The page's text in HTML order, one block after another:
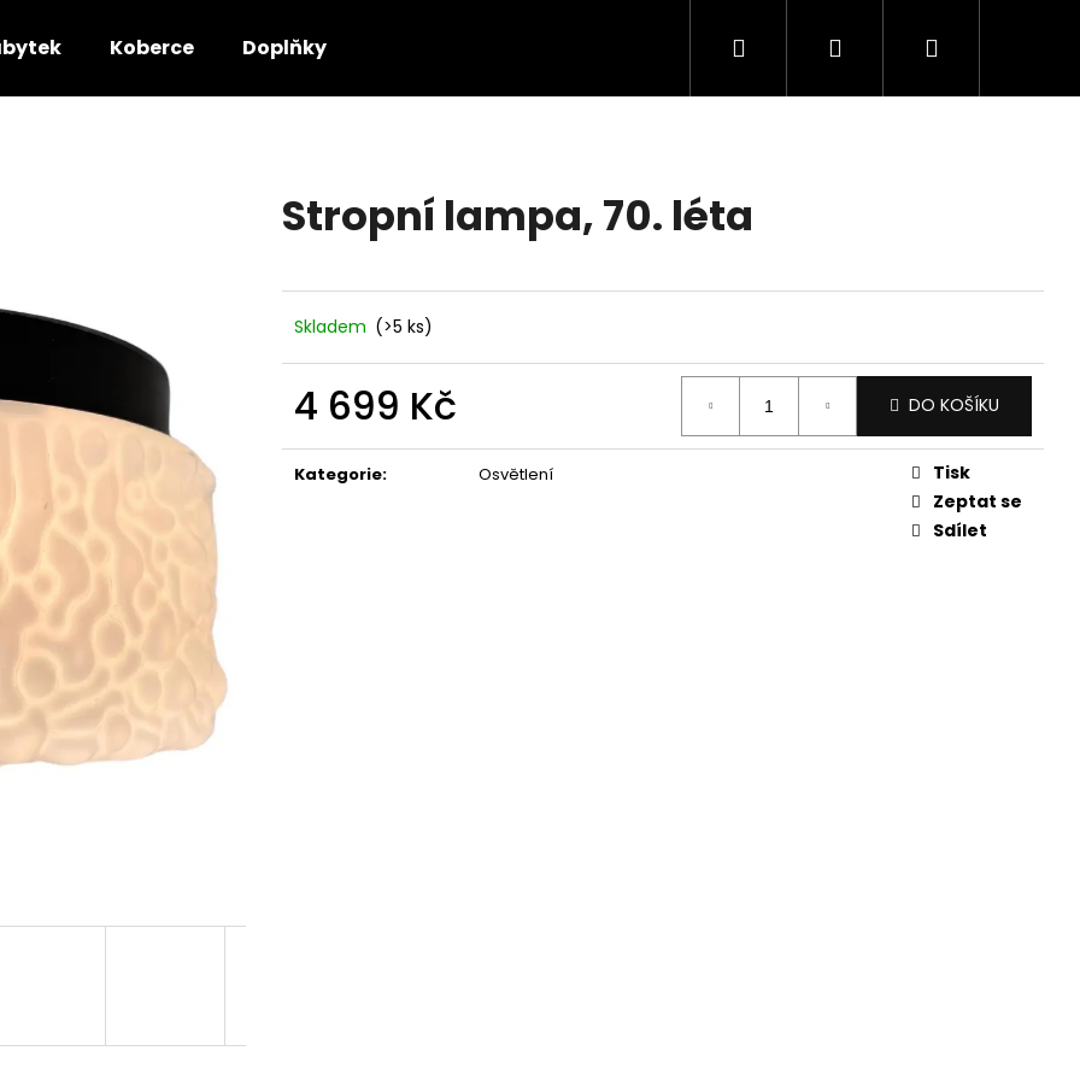
Koberce Doplňky Hledat PřihlášeníNákupní
Stropní lampa, 70. léta
Skladem (>5 ks)
4 699 Kč
cena:
DO KOŠÍKU
Kategorie: Osvětlení
Tisk
Zeptat se
Sdílet
HLEDAT
Doporučujeme